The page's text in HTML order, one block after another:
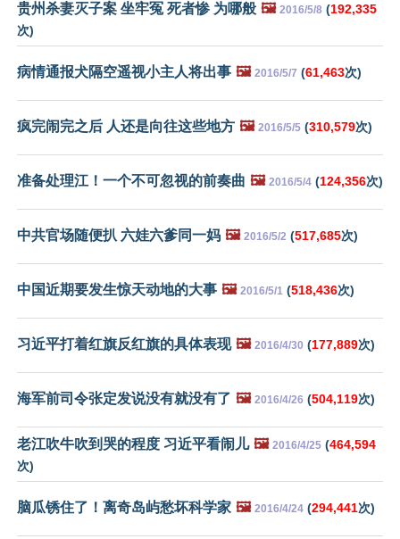
贵州杀妻灭子案 坐牢冤 死者惨 为哪般 🖼️ 2016/5/8 (192,335
次)
病情通报犬隔空遥视小主人将出事 🖼️ 2016/5/7 (61,463次)
疯完闹完之后 人还是向往这些地方 🖼️ 2016/5/5 (310,579次)
准备处理江！一个不可忽视的前奏曲 🖼️ 2016/5/4 (124,356次)
中共官场随便扒 六娃六爹同一妈 🖼️ 2016/5/2 (517,685次)
中国近期要发生惊天动地的大事 🖼️ 2016/5/1 (518,436次)
习近平打着红旗反红旗的具体表现 🖼️ 2016/4/30 (177,889次)
海军前司令张定发说没有就没有了 🖼️ 2016/4/26 (504,119次)
老江吹牛吹到哭的程度 习近平看闹儿 🖼️ 2016/4/25 (464,594
次)
脑瓜锈住了！离奇岛屿愁坏科学家 🖼️ 2016/4/24 (294,441次)